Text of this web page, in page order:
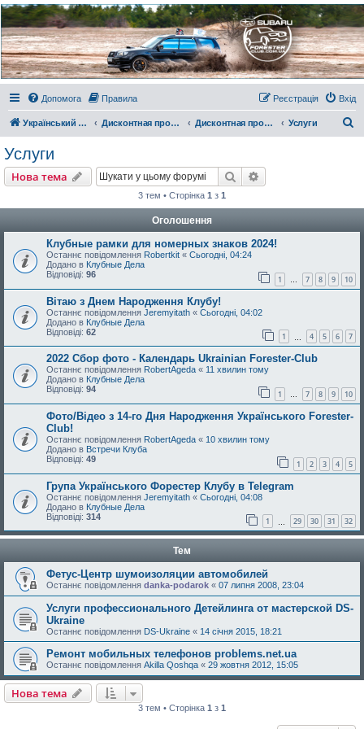
Украинский Форестер
Клуб
Всеукраинский клуб владельцев Subaru Forester. Клубные покатушки на природе и
еженедельные встречи, скидки от партнеров и просто много общения с друзьями.
Присоединяйтесь. Think. Feel. Drive.
Допомога
Правила Вхід
Реєстрація
Український Форестер Клуб Дисконтная программа, отзывы и комментарии Дисконтная программа клуба Услуги
Услуги
Нова тема Пошук
3 тем • Сторінка 1 з 1
Оголошення
Клубные рамки для номерных знаков 2024!
Останнє повідомлення Robertkit « Сьогодні, 04:24
Додано в Клубные Дела
Відповіді: 96 1 … 7 8 9 10
Вітаю з Днем Народження Клубу!
Останнє повідомлення Jeremyitath « Сьогодні, 04:02
Додано в Клубные Дела
Відповіді: 62 1 4 5 6 7
2022 Сбор фото - Календарь Ukrainian Forester-Club
Останнє повідомлення RobertAgeda « 11 хвилин тому
Додано в Клубные Дела
Відповіді: 94 1 … 7 8 9 10
Фото/Відео з 14-го Дня Народження Українського Forester-
Club!
Останнє повідомлення RobertAgeda « 10 хвилин тому
Додано в Встречи Клуба
Відповіді: 49 1 2 3 4 5
Група Українського Форестер Клубу в Telegram
Останнє повідомлення Jeremyitath « Сьогодні, 04:08
Додано в Клубные Дела
Відповіді: 314 1 29 30 31 32
Тем
Фетус-Центр шумоизоляции автомобилей
Останнє повідомлення danka-podarok « 07 липня 2008, 23:04
Услуги профессионального Детейлинга от мастерской DS-
Ukraine
Останнє повідомлення DS-Ukraine « 14 січня 2015, 18:21
Ремонт мобильных телефонов problems.net.ua
Останнє повідомлення Akilla Qoshqa « 29 жовтня 2012, 15:05
Нова тема
3 тем • Сторінка 1 з 1